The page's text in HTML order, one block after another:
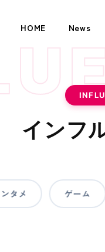
HOME News
インフ
タメ ゲーム